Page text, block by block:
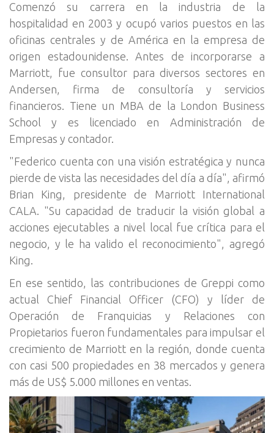
Comenzó su carrera en la industria de la
hospitalidad en 2003 y ocupó varios puestos en las
oficinas centrales y de América en la empresa de
origen estadounidense. Antes de incorporarse a
Marriott, fue consultor para diversos sectores en
Andersen, firma de consultoría y servicios
financieros. Tiene un MBA de la London Business
School y es licenciado en Administración de
Empresas y contador.
"Federico cuenta con una visión estratégica y nunca
pierde de vista las necesidades del día a día", afirmó
Brian King, presidente de Marriott International
CALA. "Su capacidad de traducir la visión global a
acciones ejecutables a nivel local fue crítica para el
negocio, y le ha valido el reconocimiento", agregó
King.
En ese sentido, las contribuciones de Greppi como
actual Chief Financial Officer (CFO) y líder de
Operación de Franquicias y Relaciones con
Propietarios fueron fundamentales para impulsar el
crecimiento de Marriott en la región, donde cuenta
con casi 500 propiedades en 38 mercados y genera
más de US$ 5.000 millones en ventas.